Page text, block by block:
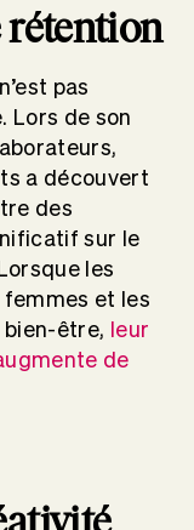
rétention
pas
Lors de son
a découvert
des
sur le
les
et les
être, leur
de